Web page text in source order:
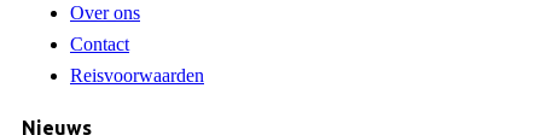
Over ons
Contact
Reisvoorwaarden
Nieuws